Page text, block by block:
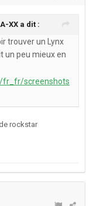
XX a dit :
trouver un Lynx
un peu mieux en
fr_fr/screenshots
rockstar